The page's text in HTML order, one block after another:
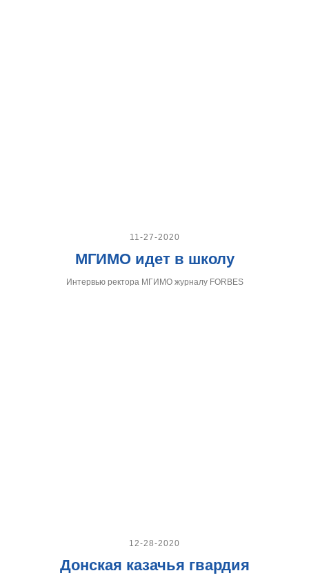
11-27-2020
МГИМО идет в школу
Интервью ректора МГИМО журналу FORBES
12-28-2020
Донская казачья гвардия